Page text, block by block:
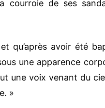
courroie de ses
qu’après avoir été
une apparence
une voix venant du
»